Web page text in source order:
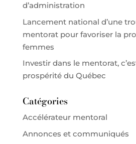
d’administration
Lancement national d’une
mentorat pour favoriser la
femmes
Investir dans le mentorat,
prospérité du Québec
Catégories
Accélérateur mentoral
Annonces et communiqués